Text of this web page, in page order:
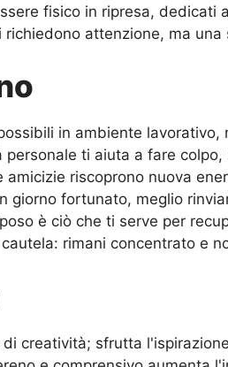
fisico in ripresa, dedicati
richiedono attenzione, ma
in ambiente lavorativo,
personale ti aiuta a fare
amicizie riscoprono nuova
giorno fortunato, meglio
è ciò che ti serve per
rimani concentrato e
creatività; sfrutta